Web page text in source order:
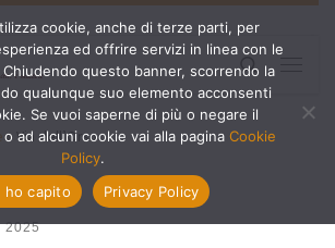
Search
» Via dell’Orso
2025
cookie, anche di terze parti, per
ed offrire servizi in linea con le
questo banner, scorrendo la
qualunque suo elemento acconsenti
Se vuoi saperne di più o negare il
ad alcuni cookie vai alla pagina Cookie
Policy.
ho capito
Privacy Policy